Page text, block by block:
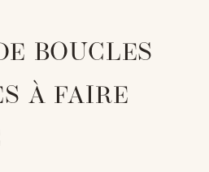
BOUCLES
À FAIRE